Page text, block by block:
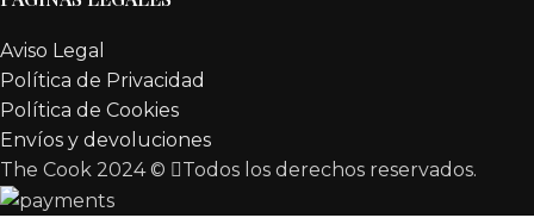
Aviso Legal
Política de Privacidad
Política de Cookies
Envíos y devoluciones
The Cook 2024 ©
Todos los derechos reservados.